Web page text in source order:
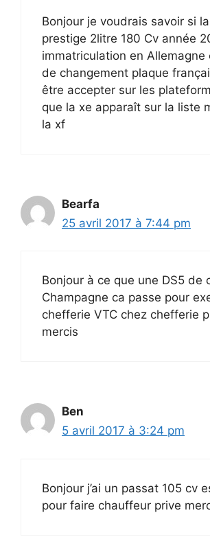
Bonjour je voudrais savoir si
prestige 2litre 180 Cv année
immatriculation en Allemagne
de changement plaque
être accepter sur les
que la xe apparaît sur la liste
la xf
Bearfa
25 avril 2017 à 7:44 pm
Bonjour à ce que une DS5 de
Champagne ca passe pour
chefferie VTC chez chefferie
mercis
Ben
5 avril 2017 à 3:24 pm
Bonjour j’ai un passat 105 cv
pour faire chauffeur prive